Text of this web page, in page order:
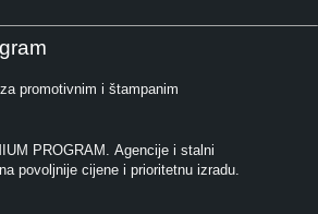
promotivnim i štampanim
PROGRAM. Agencije i stalni
povoljnije cijene i prioritetnu izradu.